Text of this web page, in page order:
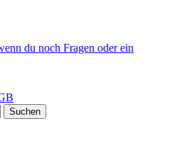
du noch Fragen oder ein
Suchen